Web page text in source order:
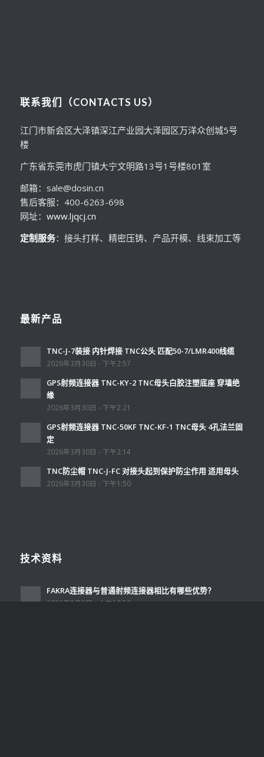
联系我们（CONTACTS US）
江门市新会区大泽镇深江产业园大泽园区万洋众创城5号
楼
广东省东莞市虎门镇大宁文明路13号1号楼801室
邮箱：sale@dosin.cn
售后客服：400-6263-698
网址： www.ljqcj.cn
定制服务：接头打样、精密压铸、产品开模、线束加工等
最新产品
TNC-J-7装接 内针焊接 TNC公头 匹配50-7/LMR400线缆
2026年3月30日 - 下午2:57
GPS射频连接器 TNC-KY-2 TNC母头白胶注塑底座 穿墙绝
缘
2026年3月30日 - 下午2:21
GPS射频连接器 TNC-50KF TNC-KF-1 TNC母头 4孔法兰固
定
2026年3月30日 - 下午2:14
TNC防尘帽 TNC-J-FC 对接头起到保护防尘作用 适用母头
2026年3月30日 - 下午1:50
技术资料
FAKRA连接器与普通射频连接器相比有哪些优势？
2026年8月8日 - 上午10:53